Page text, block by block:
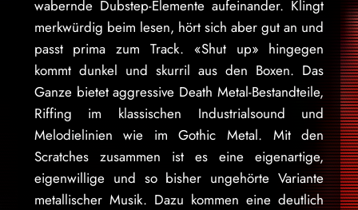
wabernde Dubstep-Elemente aufeinander. Klingt
merkwürdig beim lesen, hört sich aber gut an und
passt prima zum Track. «Shut up» hingegen
kommt dunkel und skurril aus den Boxen. Das
Ganze bietet aggressive Death Metal-Bestandteile,
Riffing im klassischen Industrialsound und
Melodielinien wie im Gothic Metal. Mit den
Scratches zusammen ist es eine eigenartige,
eigenwillige und so bisher ungehörte Variante
metallischer Musik. Dazu kommen eine deutlich